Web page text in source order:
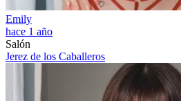
Emily
hace 1 año
Salón
Jerez de los Caballeros